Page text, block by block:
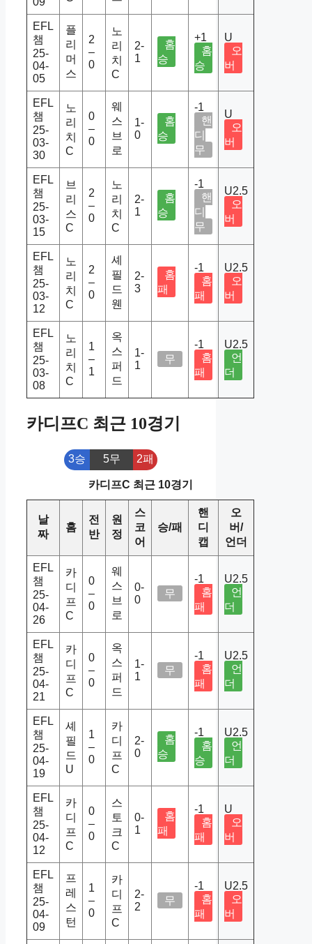
EFL
챔
25-
04-
05
플
리
머
스
2
–
0
노
리
치
C
2-
1
홈
승
+1
홈
승
U
오
버
EFL
챔
25-
03-
30
노
리
치
C
0
–
0
웨
스
브
로
1-
0
홈
승
-1
핸
디
무
U
오
버
EFL
챔
25-
03-
15
브
리
스
C
2
–
0
노
리
치
C
2-
1
홈
승
-1
핸
디
무
U2.5
오
버
EFL
챔
25-
03-
12
노
리
치
C
2
–
0
셰
필
드
웬
2-
3
홈
패
-1
홈
패
U2.5
오
버
EFL
챔
25-
03-
08
노
리
치
C
1
–
1
옥
스
퍼
드
1-
1
무
-1
홈
패
U2.5
언
더
카디프C 최근 10경기
3승 5무 2패
카디프C 최근 10경기
날
짜
홈
전
반
원
정
스
코
어
승/패
핸
디
캡
오
버/
언더
EFL
챔
25-
04-
26
카
디
프
C
0
–
0
웨
스
브
로
0-
0
무
-1
홈
패
U2.5
언
더
EFL
챔
25-
04-
21
카
디
프
C
0
–
0
옥
스
퍼
드
1-
1
무
-1
홈
패
U2.5
언
더
EFL
챔
25-
04-
19
셰
필
드
U
1
–
0
카
디
프
C
2-
0
홈
승
-1
홈
승
U2.5
언
더
EFL
챔
25-
04-
12
카
디
프
C
0
–
0
스
토
크
C
0-
1
홈
패
-1
홈
패
U
오
버
EFL
챔
25-
04-
09
프
레
스
턴
1
–
0
카
디
프
C
2-
2
무
-1
홈
패
U2.5
오
버